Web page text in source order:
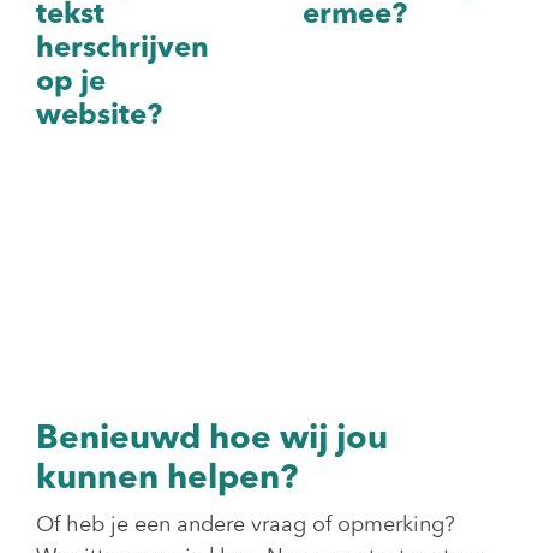
tekst
herschrijven
op je
website?
ermee?
Benieuwd hoe wij jou
kunnen helpen?
Of heb je een andere vraag of opmerking?